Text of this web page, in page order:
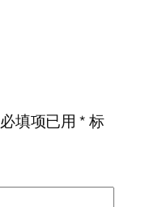
必填项已用*标